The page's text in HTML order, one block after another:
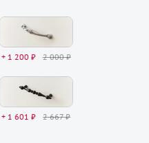
+ 1 200 ₽ 2 000 ₽
+ 1 601 ₽ 2 667 ₽